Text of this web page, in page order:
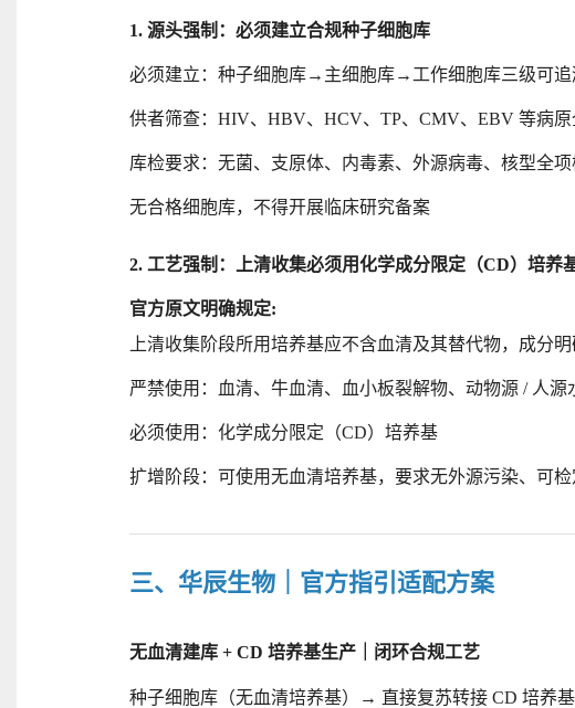
1. 源头强制：必须建立合规种子细胞库
必须建立：种子细胞库→主细胞库→工作细胞库三级可追
供者筛查： HIV、HBV、HCV、TP、CMV、EBV 等病原
库检要求：无菌、支原体、内毒素、外源病毒、核型全项
无合格细胞库，不得开展临床研究备案
2. 工艺强制：上清收集必须用化学成分限定（CD）培养
官方原文明确规定:
上清收集阶段所用培养基应不含血清及其替代物，成分
严禁使用：血清、牛血清、血小板裂解物、动物源 / 人源
必须使用：化学成分限定（CD）培养基
扩增阶段：可使用无血清培养基，要求无外源污染、可检
三、华辰生物｜官方指引适配方案
无血清建库 + CD 培养基生产｜闭环合规工艺
种子细胞库（无血清培养基） → 直接复苏转接 CD 培养